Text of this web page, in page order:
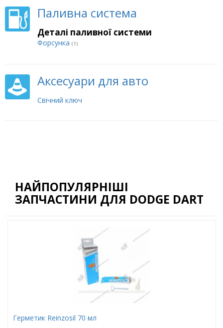
Паливна система
Деталі паливної системи
Форсунка (1)
Аксесуари для авто
Свічний ключ
НАЙПОПУЛЯРНІШІ
ЗАПЧАСТИНИ ДЛЯ DODGE DART
Герметик Reinzosil 70 мл